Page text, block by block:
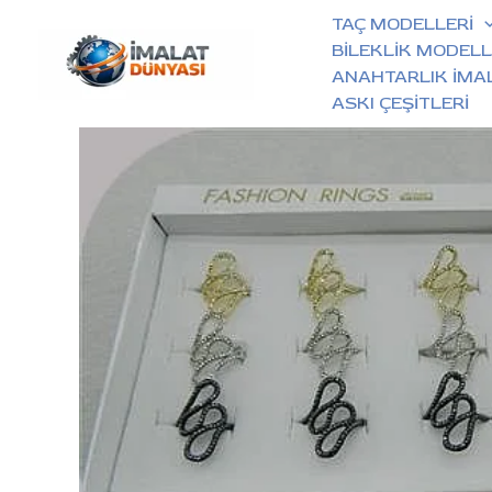
TAÇ MODELLERİ
BİLEKLİK
ANAHTARLIK
ASKI ÇEŞİTLERİ